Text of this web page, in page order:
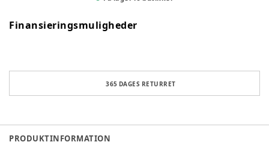
Finansieringsmuligheder
365 DAGES RETURRET
PRODUKTINFORMATION